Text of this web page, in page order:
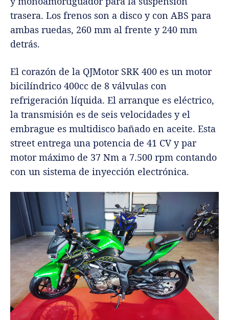
trasera. Los frenos son a disco y con ABS para
ambas ruedas, 260 mm al frente y 240 mm
detrás.
El corazón de la QJMotor SRK 400 es un motor
bicilíndrico 400cc de 8 válvulas con
refrigeración líquida. El arranque es eléctrico,
la transmisión es de seis velocidades y el
embrague es multidisco bañado en aceite. Esta
street entrega una potencia de 41 CV y par
motor máximo de 37 Nm a 7.500 rpm contando
con un sistema de inyección electrónica.